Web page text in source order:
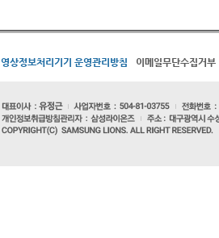
영상정보처리기기 운영관리방침 이메일무단수집거부